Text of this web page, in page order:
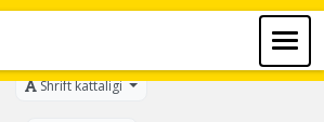
Shrift kattaligi